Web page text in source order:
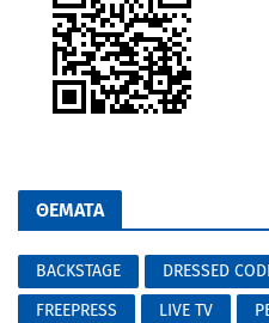
ΘΕΜΑΤΑ
BACKSTAGE DRESSED
FREEPRESS
LIVE TV